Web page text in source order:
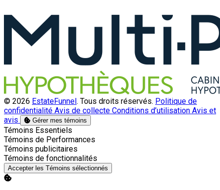
© 2026 EstateFunnel. Tous droits réservés. Politique de
confidentialité Avis de collecte Conditions d’utilisation Avis et
avis
Gérer mes témoins
Activer
Témoins Essentiels
Activer
Témoins de Performances
Activer
Témoins publicitaires
Activer
Témoins de fonctionnalités
Accepter les Témoins sélectionnés